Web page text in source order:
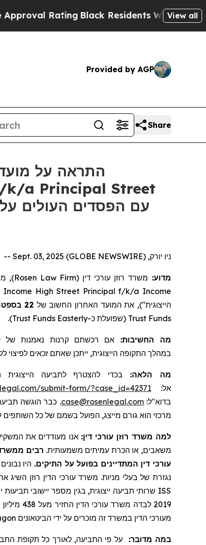
Rating Black Residents Warned of View all
Provided by AGP
Share
התראה על
k/a Principal Street
ניו יורק, Sept. 03, 2025 (GLOBE NEWSWIRE) --
מדוע: משרד רוזן עורכי דין (Rosen Law Firm
),
Income
Principal
Street
High
Income
הייצוגית"), את המועד האחרון החשוב של 22
Funds
Trust (שפועלת כ-Easterly
Funds
Trust
).
מה החשיבות: אם רכשתםקרנות נאמנות של
במהלך התקופה הייצוגית, ייתכן שאתם זכאים
מה הלאה: בכדי להצטרף לתביעה הייצוגית
אל: submit-form/?case_id=42371
בדוא"ל:case@rosenlegal.com. כבר הוגשה
מרכזי הוא גורם מייצג, הפועל בשמם של כל השותפים
למה משרד רוזן עורכי דין: אנו מעודדים את
משאבים, או הכרת עמיתים משמעותית. רבים
עורכי דין המתדיינים בפועל על התיקים. היו
נגזרת של בעלי מניות. משרד עורכי הדין רוזן השיג
ISS
2019 לבדה משרד עורכי הדין החזיר
מעל438 מיליון דולרים למשקיעים. בשנת 2020, השותף המייסד לורנס רוזן הוכרז על ידי חברת
מעורכי הדין במשרד זה מוכרים על ידי הביטאונים
במה מדובר: על פי התביעה, לאורך כל תקופת